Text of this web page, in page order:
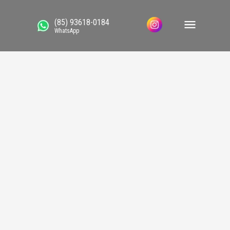
(85) 93618-0184
WhatsApp